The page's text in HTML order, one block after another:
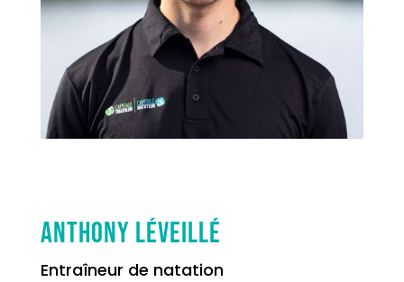
Anthony Léveillé
Entraîneur de natation